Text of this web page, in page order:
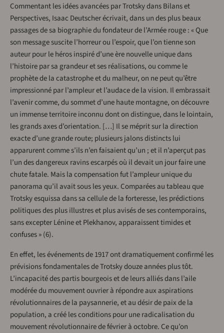
Commentant les idées avancées par Trotsky dans Bilans et
Perspectives, Isaac Deutscher écrivait, dans un des plus beaux
passages de sa biographie du fondateur de l’Armée rouge : « Que
son message suscite l’horreur ou l’espoir, que l’on tienne son
auteur pour le héros inspiré d’une ère nouvelle unique dans
l’histoire par sa grandeur et ses réalisations, ou comme le
prophète de la catastrophe et du malheur, on ne peut qu’être
impressionné par l’ampleur et l’audace de la vision. Il embrassait
l’avenir comme, du sommet d’une haute montagne, on découvre
un immense territoire inconnu dont on distingue, dans le lointain,
les grands axes d’orientation. […] Il se méprit sur la direction
exacte d’une grande route; plusieurs jalons distincts lui
apparurent comme s’ils n’en faisaient qu’un ; et il n’aperçut pas
l’un des dangereux ravins escarpés où il devait un jour faire une
chute fatale. Mais la compensation fut l’ampleur unique du
panorama qu’il avait sous les yeux. Comparées au tableau que
Trotsky esquissa dans sa cellule de la forteresse, les prédictions
politiques des plus illustres et plus avisés de ses contemporains,
sans excepter Lénine et Plekhanov, apparaissent timides et
confuses » (6).
En effet, les événements de 1917 ont dramatiquement confirmé les
prévisions fondamentales de Trotsky douze années plus tôt.
L’incapacité des partis bourgeois et de leurs alliés dans l’aile
modérée du mouvement ouvrier à répondre aux aspirations
révolutionnaires de la paysannerie, et au désir de paix de la
population, a créé les conditions pour une radicalisation du
mouvement révolutionnaire de février à octobre. Ce qu’on